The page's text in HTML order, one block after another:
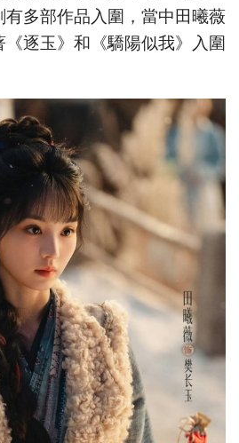
有多部作品入圍，當中田曦薇
逐玉》和《驕陽似我》入圍